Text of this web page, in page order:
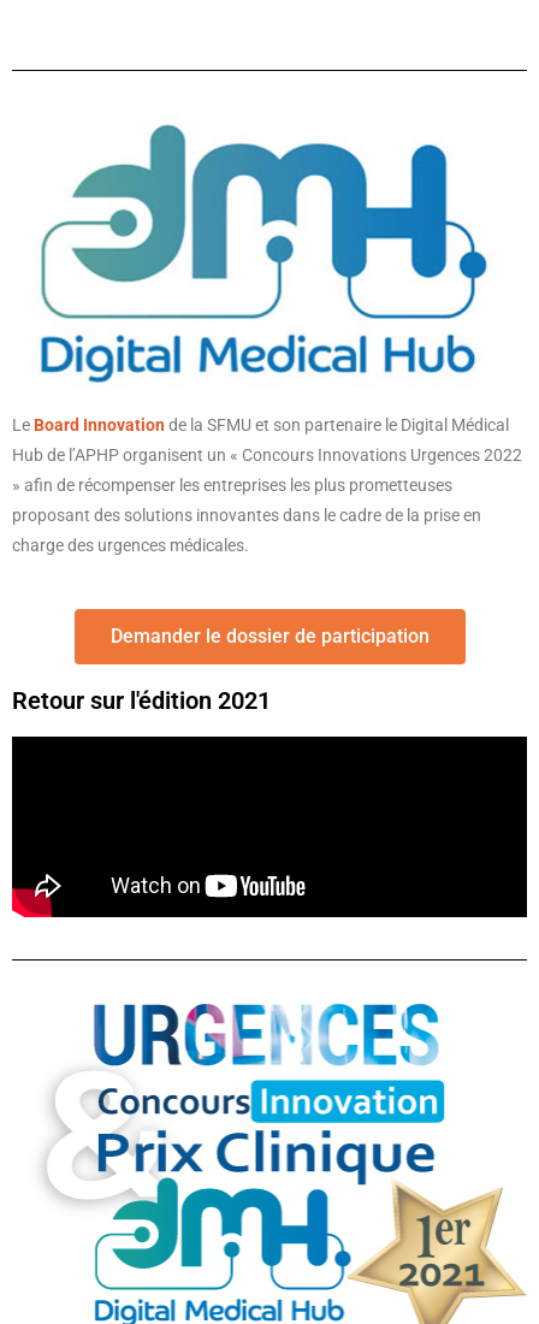
LeBoard Innovationde la SFMU et son partenaire le Digital Médical
Hub de l’APHP organisent un « Concours Innovations Urgences 2022
» afin de récompenser les entreprises les plus prometteuses
proposant des solutions innovantes dans le cadre de la prise en
charge des urgences médicales.
Demander le dossier de participation
Retour sur l'édition 2021